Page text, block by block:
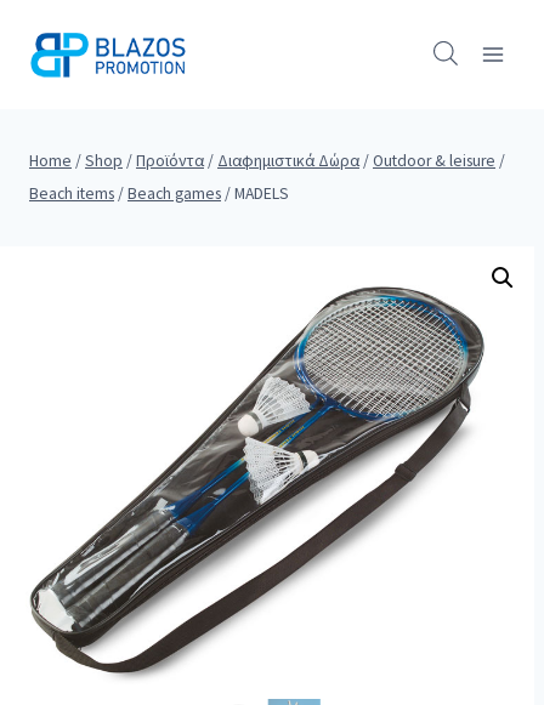
Home /Shop /Προϊόντα / Διαφημιστικά Δώρα /Outdoor & leisure /
Beach items /Beach games /MADELS